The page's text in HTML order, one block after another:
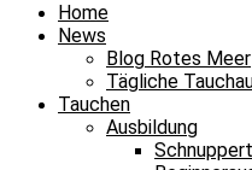
Home
News
Blog Rotes Meer
Tägliche
Tauchen
Ausbildung